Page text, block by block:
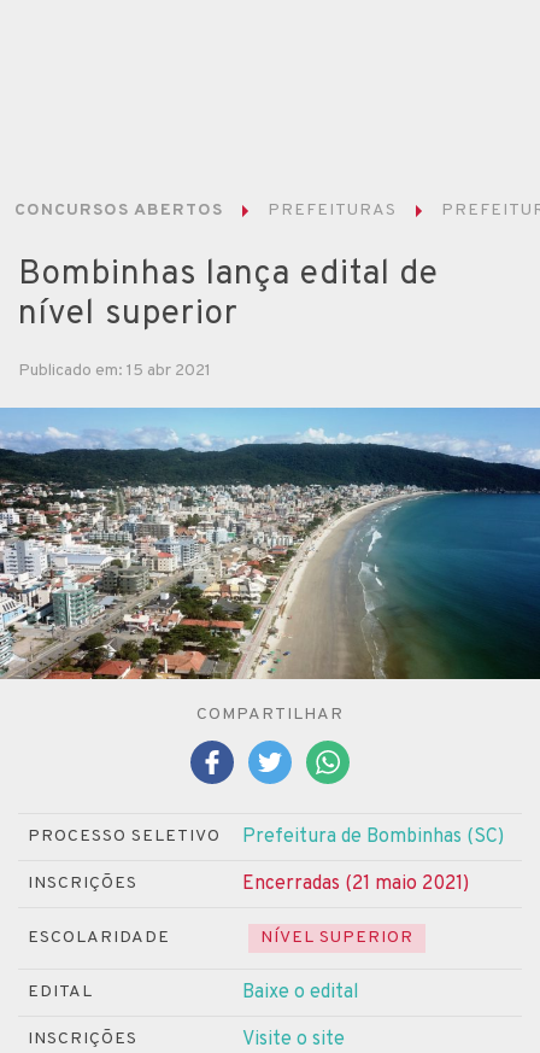
CONCURSOS ABERTOS PREFEITURAS
Bombinhas lança edital de
nível superior
Publicado em: 15 abr 2021
COMPARTILHAR
PROCESSO SELETIVO Prefeitura de Bombinhas (SC)
INSCRIÇÕES Encerradas (21 maio 2021)
ESCOLARIDADE NÍVEL SUPERIOR
EDITAL Baixe o edital
INSCRIÇÕES Visite o site